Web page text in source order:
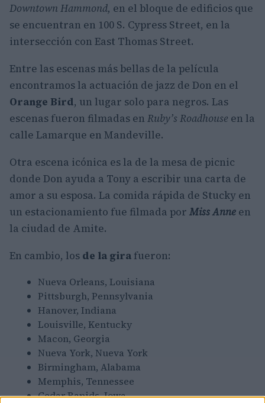
Downtown Hammond, en el bloque de edificios que
se encuentran en 100 S. Cypress Street, en la
intersección con East Thomas Street.
Entre las escenas más bellas de la película
encontramos la actuación de jazz de Don en el
Orange Bird, un lugar solo para negros. Las
escenas fueron filmadas en Ruby’s Roadhouse en la
calle Lamarque en Mandeville.
Otra escena icónica es la de la mesa de picnic
donde Don ayuda a Tony a escribir una carta de
amor a su esposa. La comida rápida de Stucky en
un estacionamiento fue filmada por Miss Anne en
la ciudad de Amite.
En cambio, los de la gira fueron:
Nueva Orleans, Louisiana
Pittsburgh, Pennsylvania
Hanover, Indiana
Louisville, Kentucky
Macon, Georgia
Nueva York, Nueva York
Birmingham, Alabama
Memphis, Tennessee
Cedar Rapids, Iowa